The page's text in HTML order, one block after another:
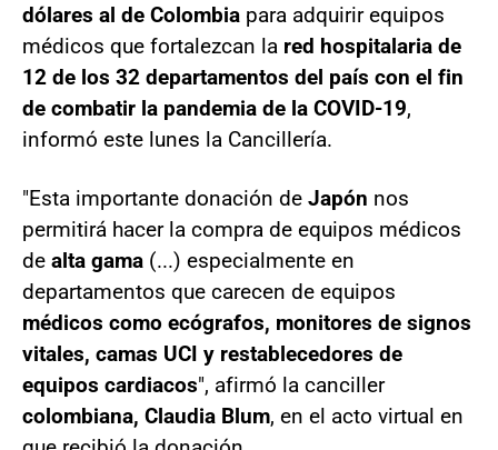
dólares al de Colombia para adquirir equipos
médicos que fortalezcan la red hospitalaria de
12 de los 32 departamentos del país con el fin
de combatir la pandemia de la COVID-19,
informó este lunes la Cancillería.
"Esta importante donación de Japón nos
permitirá hacer la compra de equipos médicos
de alta gama (...) especialmente en
departamentos que carecen de equipos
médicos como ecógrafos, monitores de signos
vitales, camas UCI y restablecedores de
equipos cardiacos", afirmó la canciller
colombiana, Claudia Blum, en el acto virtual en